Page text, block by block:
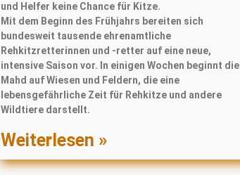
und Helfer keine Chance für Kitze.
Mit dem Beginn des Frühjahrs bereiten sich
bundesweit tausende ehrenamtliche
Rehkitzretterinnen und -retter auf eine neue,
intensive Saison vor. In einigen Wochen beginnt die
Mahd auf Wiesen und Feldern, die eine
lebensgefährliche Zeit für Rehkitze und andere
Wildtiere darstellt.
Weiterlesen »